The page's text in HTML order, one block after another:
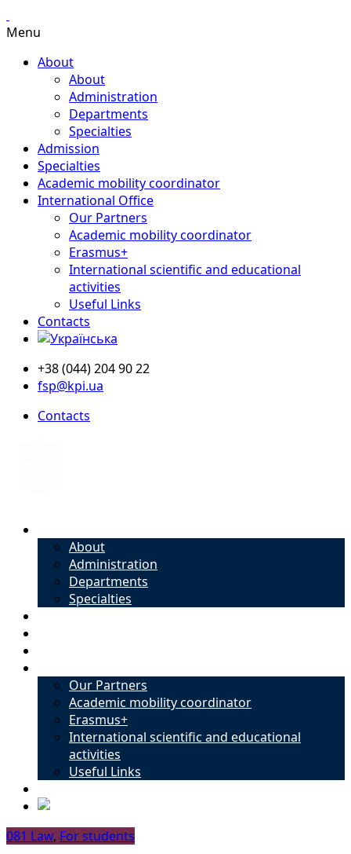
Menu
About
About
Administration
Departments
Specialties
Admission
Specialties
Academic mobility coordinator
International Office
Our Partners
Academic mobility coordinator
Erasmus+
International scientific and educational
activities
Useful Links
Contacts
+38 (044) 204 90 22
fsp@kpi.ua
Contacts
About
Administration
Departments
Specialties
Our Partners
Academic mobility coordinator
Erasmus+
International scientific and educational
activities
Useful Links
081 Law, For students